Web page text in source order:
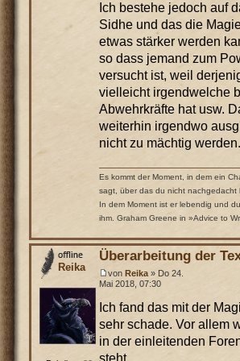
Ich bestehe jedoch auf
Sidhe und das die
etwas stärker werden
so dass jemand zum
versucht ist, weil
vielleicht irgendwelche
Abwehrkräfte hat usw.
weiterhin irgendwo
nicht zu mächtig werden.
Es kommt der Moment, in dem ein
sagt, über das du nicht nachgedacht
In dem Moment ist er lebendig und
ihm. Graham Greene in »Advice to
Überarbeitung der
von Reika» Do 24.
Mai 2018, 07:30
Ich fand das mit der
sehr schade. Vor allem
in der einleitenden
steht
Reika